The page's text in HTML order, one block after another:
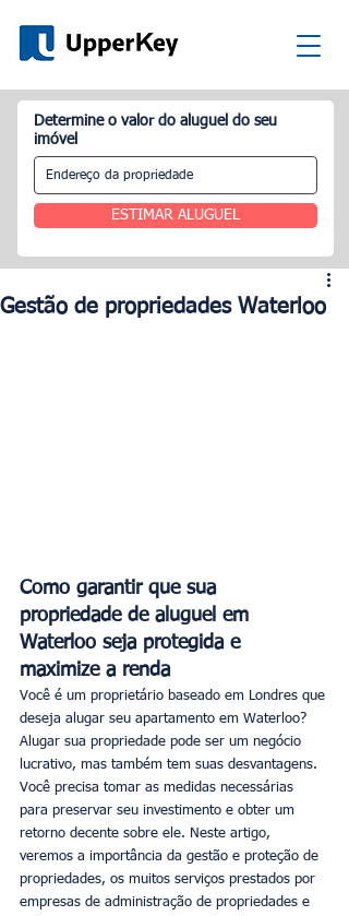
Determine o valor do aluguel do seu
imóvel
ESTIMAR ALUGUEL
Gestão de propriedades Waterloo
Como garantir que sua
propriedade de aluguel em
Waterloo seja protegida e
maximize a renda
Você é um proprietário baseado em Londres que
deseja alugar seu apartamento em Waterloo?
Alugar sua propriedade pode ser um negócio
lucrativo, mas também tem suas desvantagens.
Você precisa tomar as medidas necessárias
para preservar seu investimento e obter um
retorno decente sobre ele. Neste artigo,
veremos a importância da gestão e proteção de
propriedades, os muitos serviços prestados por
empresas de administração de propriedades e